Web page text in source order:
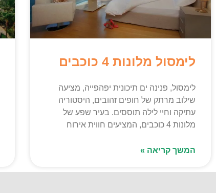
לימסול מלונות 4 כוכבים
לימסול, פנינה ים תיכונית יפהפייה, מציעה
שילוב מרתק של חופים זהובים, היסטוריה
עתיקה וחיי לילה תוססים. בעיר שפע של
מלונות 4 כוכבים, המציעים חווית אירוח
המשך קריאה »